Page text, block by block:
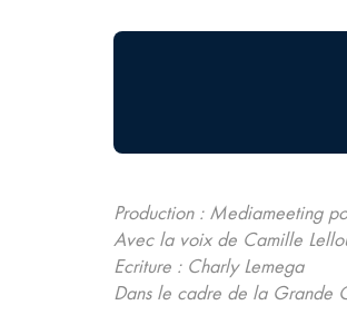
Production : Mediameeting
Avec la voix de Camille
Ecriture : Charly Lemega
Dans le cadre de la Grande